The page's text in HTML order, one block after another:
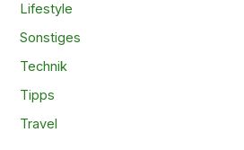
Lifestyle
Sonstiges
Technik
Tipps
Travel